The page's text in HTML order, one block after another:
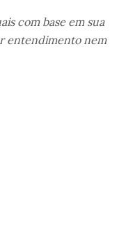
com base em sua
entendimento nem